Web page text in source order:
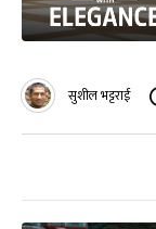
सुशील भट्टराई